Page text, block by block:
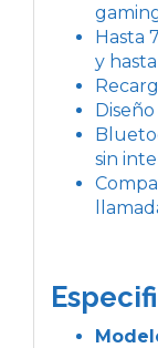
Hasta
y
sin